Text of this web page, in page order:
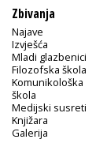
Zbivanja
Najave
Izvješća
Mladi glazbenici
Filozofska škola
Komunikološka
škola
Medijski susreti
Knjižara
Galerija